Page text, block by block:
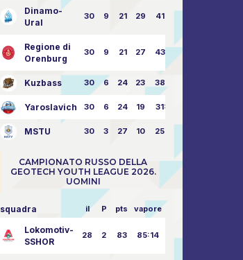
Dinamo-
Ural
30 9 21 29 41:70
Regione di
Orenburg
30 9 21 27 43:73
Kuzbass 30 6 24 23 38:76
Yaroslavich 30 6 24 19 31:80
MSTU 30 3 27 10 25:87
CAMPIONATO RUSSO DELLA
GEOTECH YOUTH LEAGUE 2026.
UOMINI
squadra il P pts vapore
Lokomotiv-
SSHOR
28 2 83 85:14